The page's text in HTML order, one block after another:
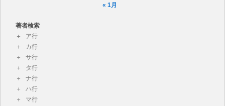
« 1月
著者検索
ア行
カ行
サ行
タ行
ナ行
ハ行
マ行